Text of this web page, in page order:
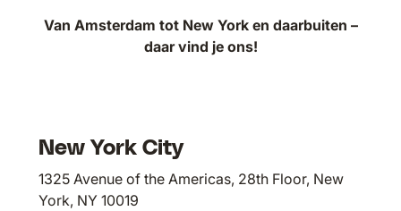
Van Amsterdam tot New York en daarbuiten –
daar vind je ons!
New York City
1325 Avenue of the Americas, 28th Floor, New
York, NY 10019